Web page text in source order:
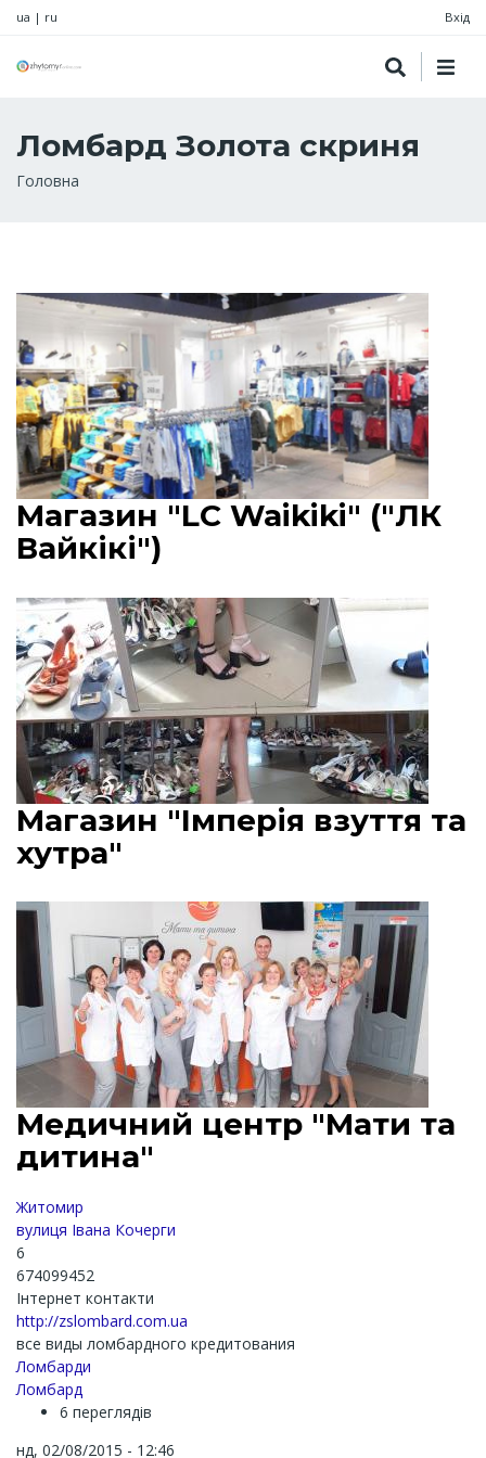
ua | ru Вхід
Ломбард Золота скриня
Рядок
Головна
Магазин "LC Waikiki" ("ЛК
Вайкікі")
Магазин "Імперія взуття та
хутра"
Медичний центр "Мати та
дитина"
Житомир
вулиця Івана Кочерги
6
674099452
Інтернет контакти
http://zslombard.com.ua
все виды ломбардного кредитования
Ломбарди
Ломбард
6 переглядів
нд, 02/08/2015 - 12:46